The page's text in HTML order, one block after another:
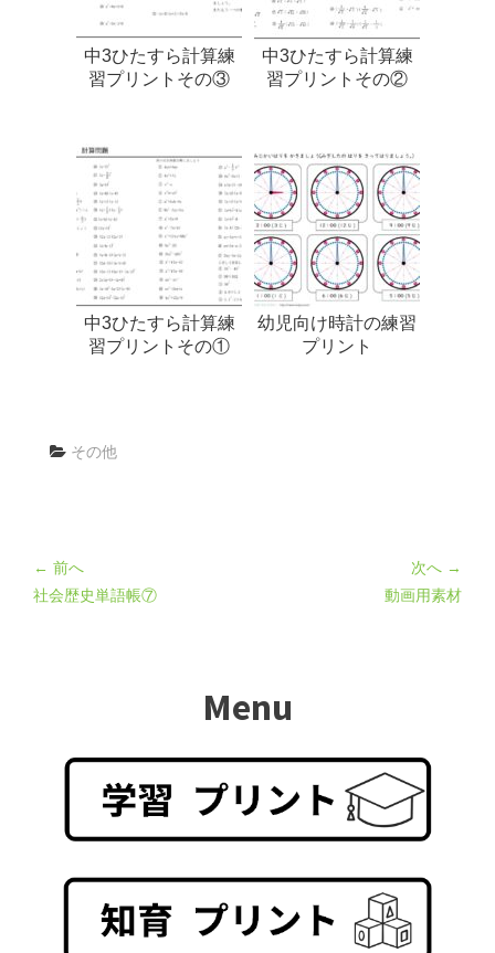
中3ひたすら計算練
習プリントその③
中3ひたすら計算練
習プリントその②
中3ひたすら計算練
習プリントその①
幼児向け時計の練習
プリント
その他
← 前へ
社会歴史単語帳⑦
次へ →
動画用素材
Menu